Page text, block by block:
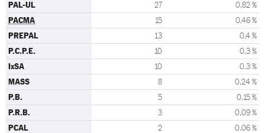
PAL-UL 27 0,82 %
PACMA 15 0,46 %
PREPAL 13 0,4 %
P.C.P.E. 10 0,3 %
IxSA 10 0,3 %
MASS 8 0,24 %
P.B. 5 0,15 %
P.R.B. 3 0,09 %
PCAL 2 0,06 %